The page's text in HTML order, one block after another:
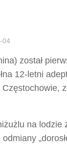
04
został
12-letni
na lodzie